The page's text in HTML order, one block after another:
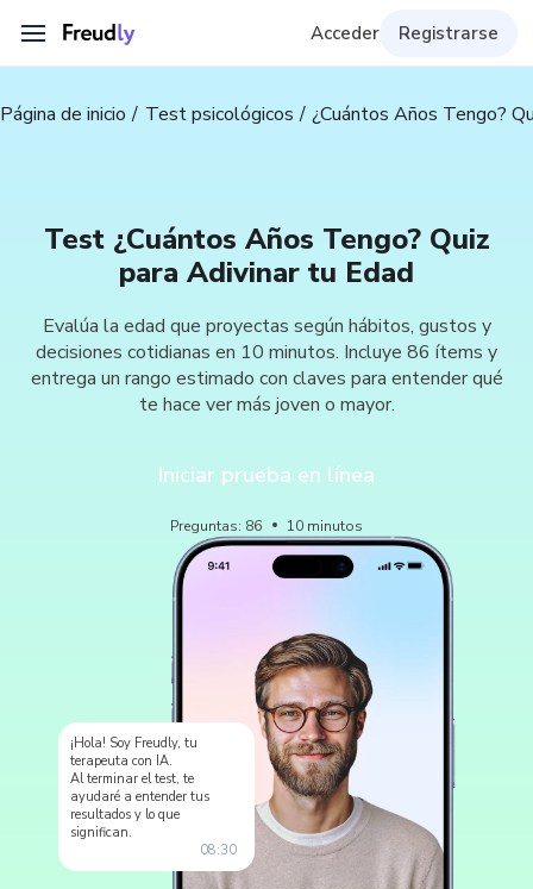
Acceder Registrarse
Página de inicio Test psicológicos ¿Cuántos Años Tengo?
Test ¿Cuántos Años Tengo? Quiz
para Adivinar tu Edad
Evalúa la edad que proyectas según hábitos, gustos y
decisiones cotidianas en 10 minutos. Incluye 86 ítems y
entrega un rango estimado con claves para entender qué
te hace ver más joven o mayor.
Iniciar prueba en línea
Preguntas: 86 10 minutos
¡Hola! Soy Freudly, tu
terapeuta con IA.
Al terminar el test, te
ayudaré a entender tus
resultados y lo que
significan.
08:30